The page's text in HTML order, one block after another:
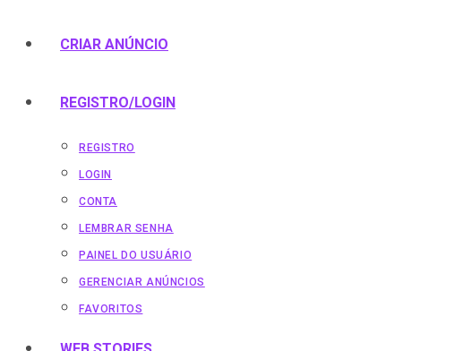
CRIAR ANÚNCIO
REGISTRO/LOGIN
REGISTRO
LOGIN
CONTA
LEMBRAR SENHA
PAINEL DO USUÁRIO
GERENCIAR ANÚNCIOS
FAVORITOS